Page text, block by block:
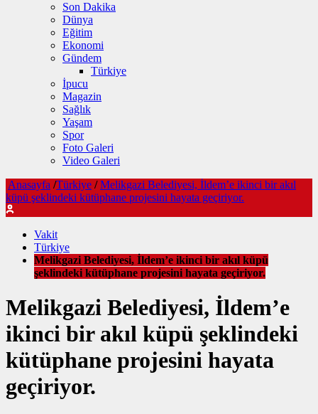
Son Dakika
Dünya
Eğitim
Ekonomi
Gündem
Türkiye
İpucu
Magazin
Sağlık
Yaşam
Spor
Foto Galeri
Video Galeri
Anasayfa /Türkiye / Melikgazi Belediyesi, İldem’e ikinci bir akıl
küpü şeklindeki kütüphane projesini hayata geçiriyor.
Vakit
Türkiye
Melikgazi Belediyesi, İldem’e ikinci bir akıl küpü
şeklindeki kütüphane projesini hayata geçiriyor.
Melikgazi Belediyesi, İldem’e
ikinci bir akıl küpü şeklindeki
kütüphane projesini hayata
geçiriyor.